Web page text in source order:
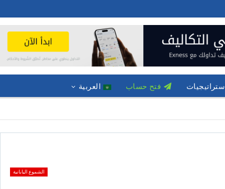
استراتيجيات فتح حساب العربية
الشموع اليابانية